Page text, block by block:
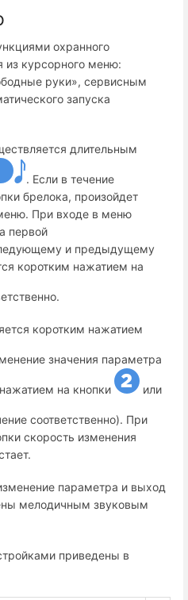
охранного
из курсорного меню:
руки», сервисным
запуска
длительным
. Если в течение
брелока, произойдет
При входе в меню
первой
и предыдущему
коротким нажатием на
коротким нажатием
значения параметра
на кнопки или
соответственно). При
скорость изменения
параметра и выход
мелодичным звуковым
приведены в